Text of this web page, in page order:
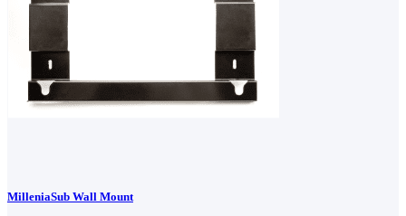
MilleniaSub Wall Mount